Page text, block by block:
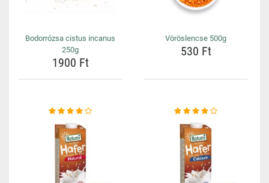
Bodorrózsa cistus incanus
250g
1900 Ft
Vöröslencse 500g
530 Ft